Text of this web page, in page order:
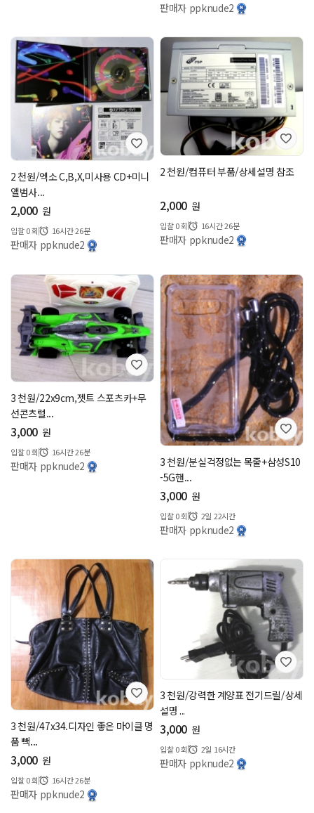
판매자 ppknude2
2 천원/엑소 C,B,X,미사용 CD+미니
앨범사...
2,000 원
입찰 0회 16시간 26분
판매자 ppknude2
2 천원/컴퓨터 부품/상세설명 참조
2,000 원
입찰 0회 16시간 26분
판매자 ppknude2
3 천원/22x9cm,젯트 스포츠카+무
선콘츠럴...
3,000 원
입찰 0회 16시간 26분
판매자 ppknude2
3 천원/분실걱정없는 목줄+삼성S10
-5G핸...
3,000 원
입찰 0회 2일 22시간
판매자 ppknude2
3 천원/47x34.디자인 좋은 마이클 명
품 빽...
3,000 원
입찰 0회 16시간 26분
판매자 ppknude2
3 천원/강력한 계양표 전기드릴/상세
설명 ...
3,000 원
입찰 0회 2일 16시간
판매자 ppknude2